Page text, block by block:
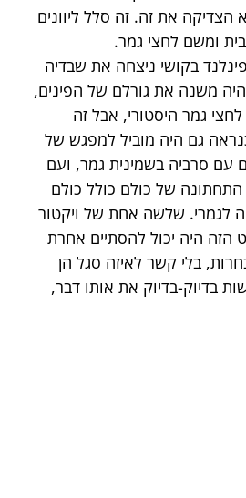
את זה. זה סלל ליוונים
ומשם לחצי גמר.
בקושי ניצחה את שבדיה
משנה את גורלם של הפינים,
גמר היסטורי, אבל זה
גם היה מוביל למפגש של
עם סרביה בשמינית גמר, ועם
התחתונה של כולם כולל כולם
לגמרי. שלשה אחת של ויקטור
הזה היה יכול להסתיים אחרת
בלי קשר לאיזה סגל הן
בדיוק-בדיוק את אותו דבר,